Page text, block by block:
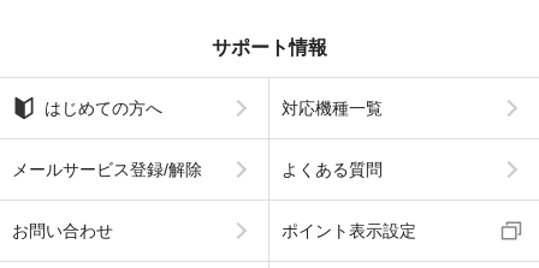
サポート情報
はじめての方へ 対応機種一覧
メールサービス登録/解除 よくある質問
お問い合わせ ポイント表示設定